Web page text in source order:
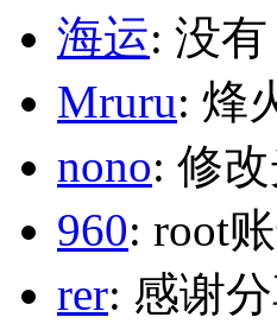
海运: 没有
Mruru: 烽
nono: 修
960: root
rer: 感谢